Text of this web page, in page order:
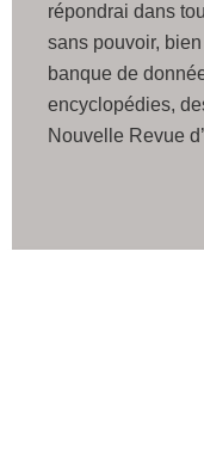
répondrai dans
sans pouvoir,
banque de
encyclopédies,
Nouvelle Revue